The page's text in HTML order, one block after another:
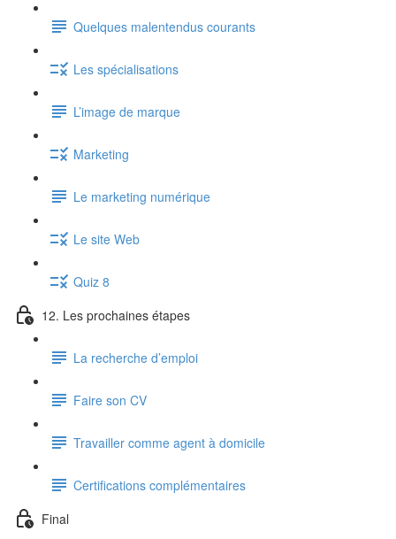
Quelques malentendus courants
Les spécialisations
L’image de marque
Marketing
Le marketing numérique
Le site Web
Quiz 8
12. Les prochaines étapes
La recherche d’emploi
Faire son CV
Travailler comme agent à domicile
Certifications complémentaires
Final